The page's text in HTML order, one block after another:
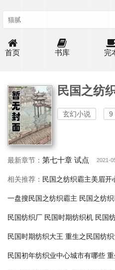
首页 书库 完
民国之纺
玄幻小说 9
最新章节： 第七十章 试点 2021-
相关推荐： 民国之纺织霸主美眉开
一盘搜民国之纺织霸主 民国之纺
民国纺织厂 民国时期纺织机 民国
民国时期纺织大王 重生之民国纺
民国初年纺织业中心城市有哪些